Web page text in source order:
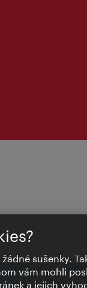
sušenky.
vám mohli
a jejich